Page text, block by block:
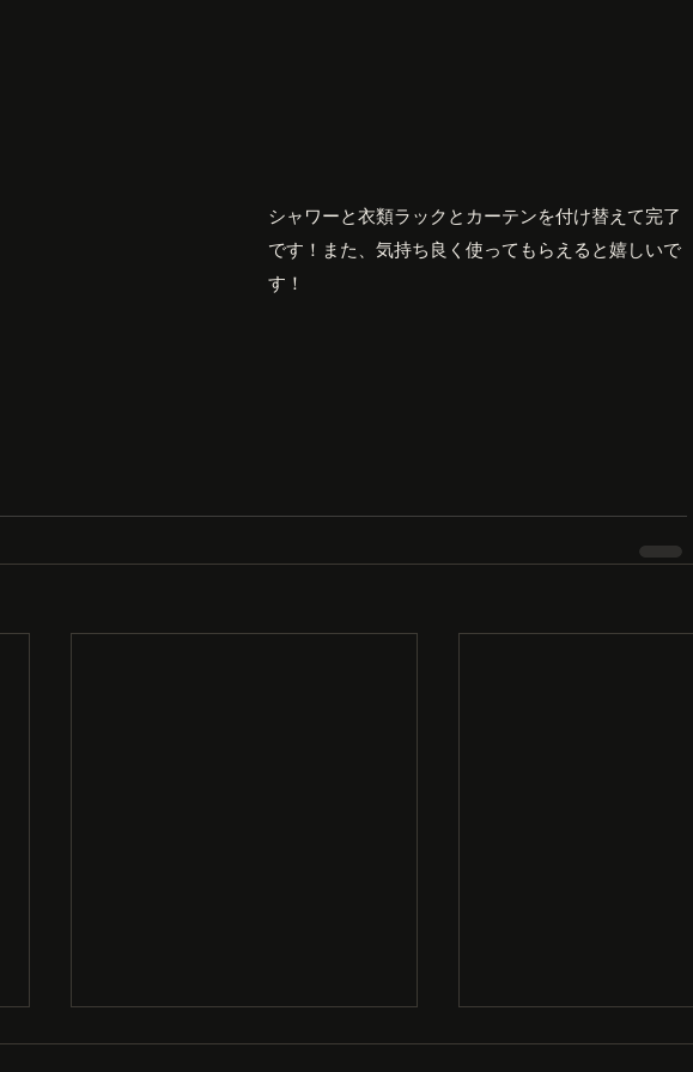
シャワーと衣類ラックとカーテンを付け替えて完了
です！また、気持ち良く使ってもらえると嬉しいで
す！